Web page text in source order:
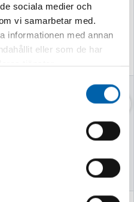
sociala medier och
vi samarbetar med.
informationen med annan
eller som de har
tjänster.
VEDKLYV 7TON
52CM MED STATIV